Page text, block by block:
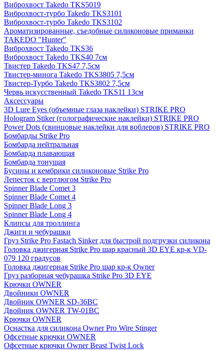
Виброхвост Takedo TKS5019
Виброхвост-турбо Takedo TKS3101
Виброхвост-турбо Takedo TKS3102
Ароматизированные, съедобные силиконовые приманки
TAKEDO "Hunter"
Виброхвост Takedo TKS36
Виброхвост Takedo TKS40 7см
Твистер Takedo TKS47 7,5см
Твистер-минога Takedo TKS3805 7,5см
Твистер-Турбо Takedo TKS3802 7,5см
Червь искусственный Takedo TKS11 13см
Аксессуары
3D Lure Eyes (объемные глаза наклейки) STRIKE PRO
Hologram Stiker (голографические наклейки) STRIKE PRO
Power Dots (свинцовые наклейки для воблеров) STRIKE PRO
Бомбарды Strike Pro
Бомбарда нейтральная
Бомбарда плавающая
Бомбарда тонущая
Бусины и кембрики силиконовые Strike Pro
Лепесток с вертлюгом Strike Pro
Spinner Blade Comet 3
Spinner Blade Comet 4
Spinner Blade Long 3
Spinner Blade Long 4
Клипсы для троллинга
Джиги и чебурашки
Груз Strike Pro Fastach Sinker для быстрой подгрузки силикона
Головка джигерная Strike Pro шар красный 3D EYE кр-к VD-
079 120 градусов
Головка джигерная Strike Pro шар кр-к Owner
Груз разборная чебурашка Strike Pro 3D EYE
Крючки OWNER
Двойники OWNER
Двойник OWNER SD-36BC
Двойник OWNER TW-01BC
Крючки OWNER
Оснастка для силикона Owner Pro Wire Stinger
Офсетные крючки OWNER
Офсетные крючки Owner Beast Twist Lock